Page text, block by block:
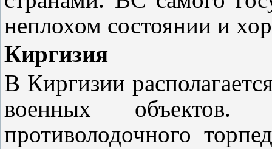
неплохом состоянии и
Киргизия
В Киргизии
военных объектов.
противолодочного